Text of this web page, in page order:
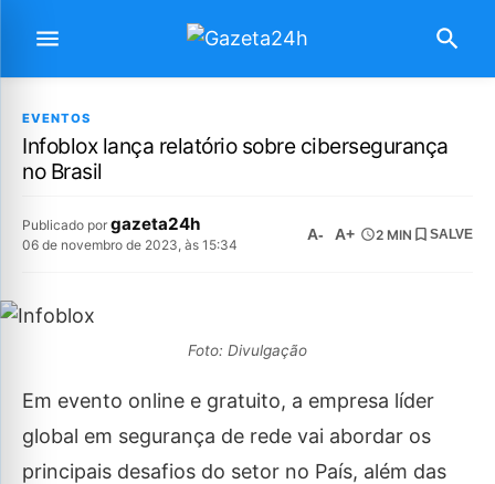
EVENTOS
Infoblox lança relatório sobre cibersegurança
no Brasil
Publicado por gazeta24h
06 de novembro de 2023, às 15:34
A- A+ 2 MIN SALVE
Foto: Divulgação
Em evento online e gratuito, a empresa líder
global em segurança de rede vai abordar os
principais desafios do setor no País, além das